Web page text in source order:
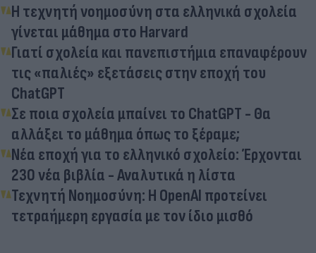
Η τεχνητή νοημοσύνη στα ελληνικά σχολεία
γίνεται μάθημα στο Harvard
Γιατί σχολεία και πανεπιστήμια επαναφέρουν
τις «παλιές» εξετάσεις στην εποχή του
ChatGPT
Σε ποια σχολεία μπαίνει το ChatGPT - Θα
αλλάξει το μάθημα όπως το ξέραμε;
Νέα εποχή για το ελληνικό σχολείο: Έρχονται
230 νέα βιβλία - Αναλυτικά η λίστα
Τεχνητή Νοημοσύνη: Η OpenAI προτείνει
τετραήμερη εργασία με τον ίδιο μισθό